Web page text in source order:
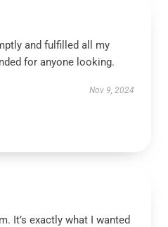
and fulfilled all my
for anyone looking.
Nov 9, 2024
It’s exactly what I wanted